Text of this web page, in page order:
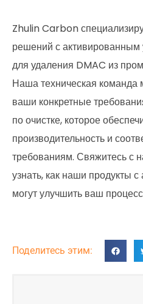
Zhulin Carbon
решений с
для удаления DMAC из
Наша техническая команда
ваши конкретные
по очистке, которое
производительность и
требованиям. Свяжитесь с
узнать, как наши продукты
могут улучшить ваш
Поделитесь этим: